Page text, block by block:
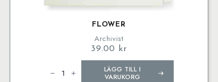
FLOWER
Archivist
39.00 kr
mängd
LÄGG TILL I
VARUKORG